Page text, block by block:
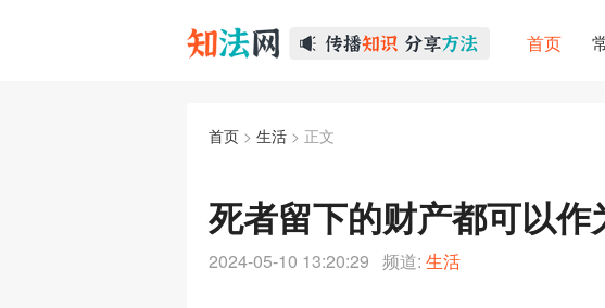
首页
首页 > 生活 > 正文
死者留下的财产都可以
2024-05-10 13:20:29 频道: 生活